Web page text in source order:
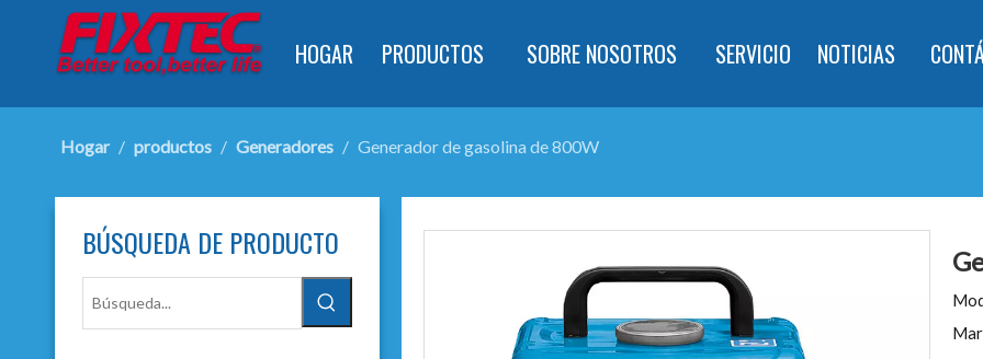
HOGAR PRODUCTOS SOBRE NOSOTROS SERVICIO NOTICIAS
Hogar / productos / Generadores / Generador de gasolina de 800W
BÚSQUEDA DE PRODUCTO